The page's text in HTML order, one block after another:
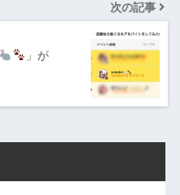
次の記事
」が